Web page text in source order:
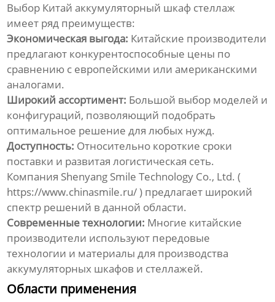
Выбор Китай аккумуляторный шкаф стеллаж
имеет ряд преимуществ:
Экономическая выгода: Китайские производители
предлагают конкурентоспособные цены по
сравнению с европейскими или американскими
аналогами.
Широкий ассортимент: Большой выбор моделей и
конфигураций, позволяющий подобрать
оптимальное решение для любых нужд.
Доступность: Относительно короткие сроки
поставки и развитая логистическая сеть.
Компания Shenyang Smile Technology Co., Ltd. (
https://www.chinasmile.ru/) предлагает широкий
спектр решений в данной области.
Современные технологии: Многие китайские
производители используют передовые
технологии и материалы для производства
аккумуляторных шкафов и стеллажей.
Области применения